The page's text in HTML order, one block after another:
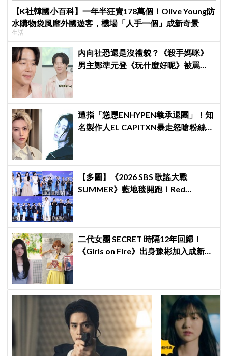
【K社韓國小百科】一年半狂賣178萬個！Olive Young防
水購物袋風靡外國遊客，機場「人手一個」成新奇景
生活
內向社恐還是沒禮貌？《殺手媽咪》
男主鄭準元登《玩什麼好呢》被罵
遭指「慫恿ENHYPEN羲承退團」！知
名製作人EL CAPITXN暴走怒嗆粉絲
【多圖】《2026 SBS 歌謠大戰
SUMMER》藍地毯開跑！Red
二代女團 SECRET 時隔12年回歸！
《Girls on Fire》出身豫彬加入成新成